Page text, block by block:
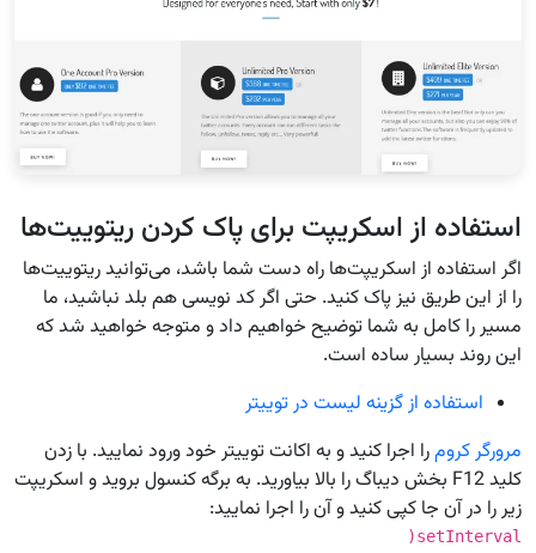
استفاده از اسکریپت برای پاک کردن ریتوییت‌ها
اگر استفاده از اسکریپت‌ها راه دست شما باشد، می‌توانید ریتوییت‌ها
را از این طریق نیز پاک کنید. حتی اگر کد نویسی هم بلد نباشید، ما
مسیر را کامل به شما توضیح خواهیم داد و متوجه خواهید شد که
این روند بسیار ساده است.
استفاده از گزینه لیست‌ در توییتر
مرورگر کرومرا اجرا کنید و به اکانت توییتر خود ورود نمایید. با زدن
کلید F12 بخش دیباگ را بالا بیاورید. به برگه کنسول بروید و اسکریپت
زیر را در آن جا کپی کنید و آن را اجرا نمایید:
setInterval(